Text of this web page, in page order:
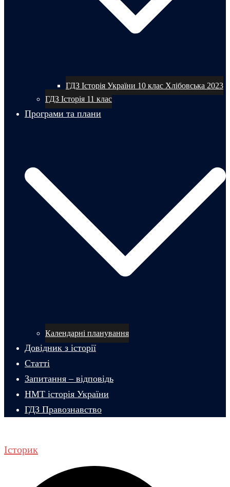
ГДЗ Історія України 10 клас Хлібовська 2023
ГДЗ Історія 11 клас
Програми та плани
Календарні планування
Довідник з історії
Статті
Запитання – відповідь
НМТ історія України
ГДЗ Правознавство
Історик